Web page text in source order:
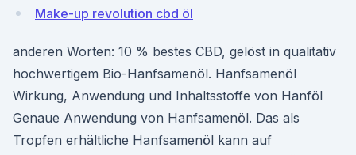
Make-up revolution cbd öl
anderen Worten: 10 % bestes CBD, gelöst in qualitativ
hochwertigem Bio-Hanfsamenöl. Hanfsamenöl
Wirkung, Anwendung und Inhaltsstoffe von Hanföl
Genaue Anwendung von Hanfsamenöl. Das als
Tropfen erhältliche Hanfsamenöl kann auf